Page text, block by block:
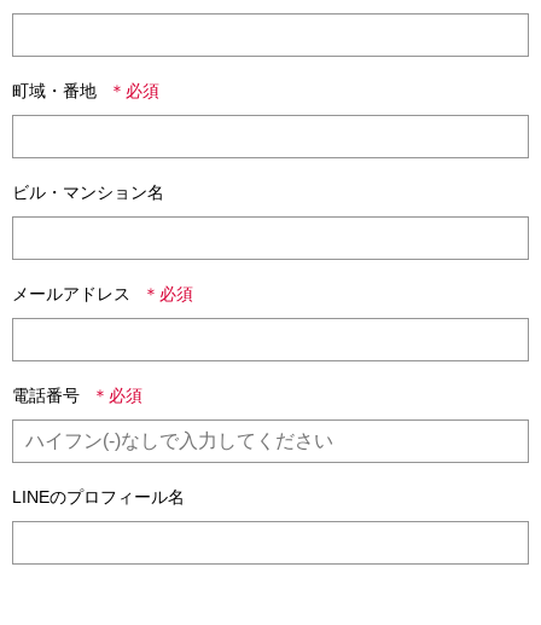
町域・番地
ビル・マンション名
メールアドレス
電話番号
LINEのプロフィール名